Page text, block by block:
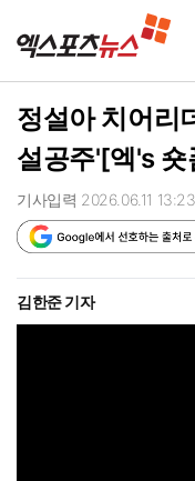
정설아 치어리
설공주'[엑's 숏
기사입력 2026.06.11 13:23
김한준 기자